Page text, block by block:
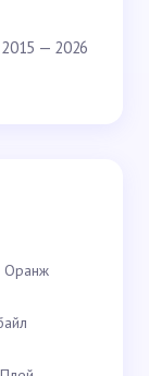
2015 — 2026
Оранж